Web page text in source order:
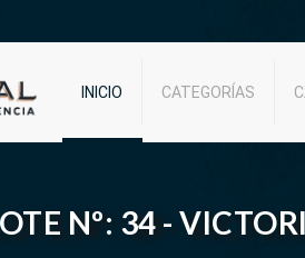
INICIO CATEGORÍAS
Nº: 34 -